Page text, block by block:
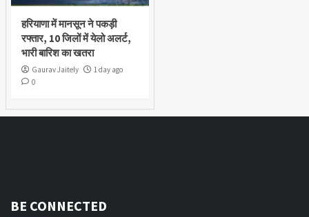
हरियाणा में मानसून ने पकड़ी
रफ्तार, 10 जिलों में येलो अलर्ट,
भारी बारिश का खतरा
Gaurav Jaitely
1 day ago
0
BE CONNECTED